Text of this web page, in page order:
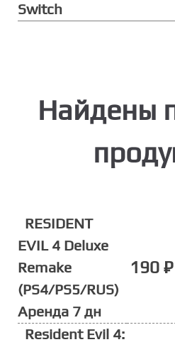
Switch
Найдены
RESIDENT
EVIL 4 Deluxe
Remake
(PS4/PS5/RUS)
Аренда 7 дн
190 ₽
Resident Evil 4: